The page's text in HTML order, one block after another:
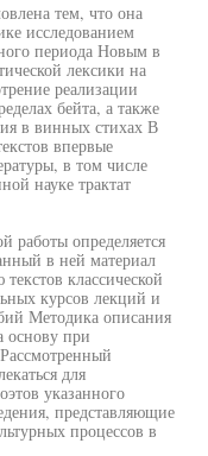
тем, что она
исследованием
периода Новым в
лексики на
реализации
бейта, а также
в винных стихах В
впервые
в том числе
науке трактат
работы определяется
в ней материал
классической
курсов лекций и
Методика описания
основу при
для
указанного
представляющие
процессов в